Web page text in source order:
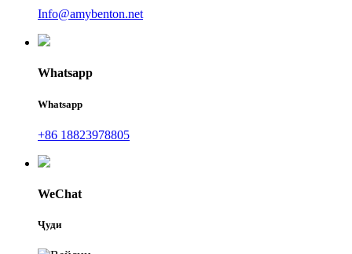
Info@amybenton.net
Whatsapp
Whatsapp
+86 18823978805
WeChat
Ҷуди